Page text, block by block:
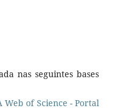
nas seguintes bases
Web of Science - Portal